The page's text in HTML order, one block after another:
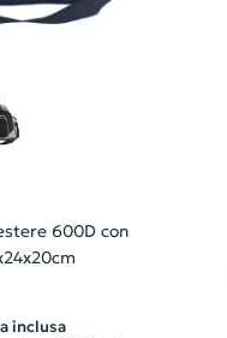
600D con
inclusa